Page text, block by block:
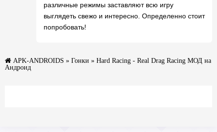
различные режимы заставляют всю игру
выглядеть свежо и интересно. Определенно стоит
попробовать!
APK-ANDROIDS » Гонки » Hard Racing - Real Drag Racing МОД на
Андроид